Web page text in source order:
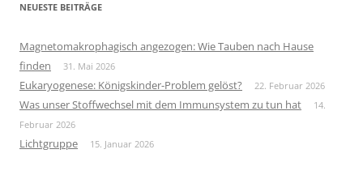
NEUESTE BEITRÄGE
Magnetomakrophagisch angezogen: Wie Tauben nach Hause
finden
31. Mai 2026
Eukaryogenese: Königskinder-Problem gelöst? 22. Februar 2026
Was unser Stoffwechsel mit dem Immunsystem zu tun hat
14.
Februar 2026
Lichtgruppe 15. Januar 2026